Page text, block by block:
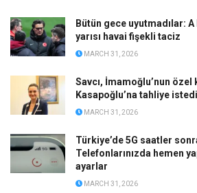
Bütün gece uyutmadılar:
yarısı havai fişekli taciz
MARCH 31, 2026
Savcı, İmamoğlu’nun
Kasapoğlu’na tahliye istedi
MARCH 31, 2026
Türkiye’de 5G saatler
Telefonlarınızda hemen
ayarlar
MARCH 31, 2026